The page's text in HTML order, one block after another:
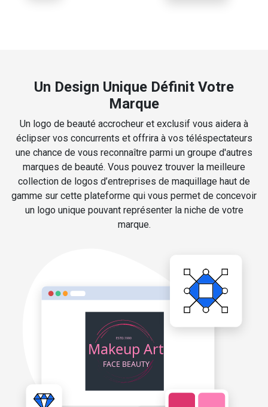
Un Design Unique Définit Votre
Marque
Un logo de beauté accrocheur et exclusif vous aidera à
éclipser vos concurrents et offrira à vos téléspectateurs
une chance de vous reconnaître parmi un groupe d'autres
marques de beauté. Vous pouvez trouver la meilleure
collection de logos d’entreprises de maquillage haut de
gamme sur cette plateforme qui vous permet de concevoir
un logo unique pouvant représenter la niche de votre
marque.